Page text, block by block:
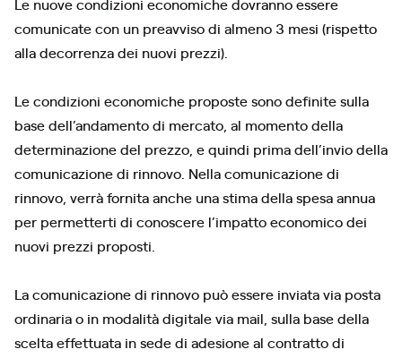
comunicate con un preavviso di almeno 3 mesi (rispetto
alla decorrenza dei nuovi prezzi).
Le condizioni economiche proposte sono definite sulla
base dell’andamento di mercato, al momento della
determinazione del prezzo, e quindi prima dell’invio della
comunicazione di rinnovo. Nella comunicazione di
rinnovo, verrà fornita anche una stima della spesa annua
per permetterti di conoscere l’impatto economico dei
nuovi prezzi proposti.
La comunicazione di rinnovo può essere inviata via posta
ordinaria o in modalità digitale via mail, sulla base della
scelta effettuata in sede di adesione al contratto di